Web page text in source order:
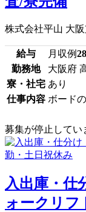
株式会社平山 大
給与 月収例
勤務地
大阪府
寮・社宅 あり
仕事内容 ボード
募集が停止してい
入出庫・仕
ォークリフ